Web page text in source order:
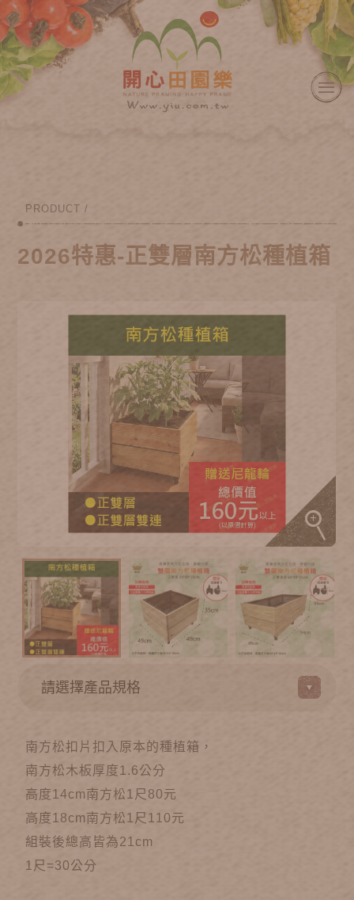
PRODUCT /
2026特惠-正雙層南方松種植箱
南方松扣片扣入原本的種植箱，
南方松木板厚度1.6公分
高度14cm南方松1尺80元
高度18cm南方松1尺110元
組裝後總高皆為21cm
1尺=30公分